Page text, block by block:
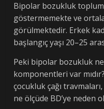
Bipolar bozukluk
göstermemekte ve
görülmektedir. Erkek
başlangıç yaşı 20–25
Peki bipolar bozukluk
komponentleri var
çocukluk çağı
ne ölçüde BD’ye neden